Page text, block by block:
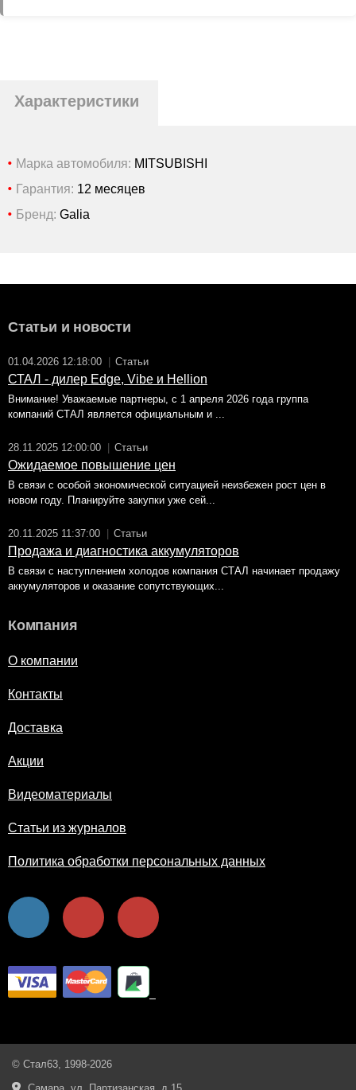
Характеристики
Марка автомобиля: MITSUBISHI
Гарантия: 12 месяцев
Бренд: Galia
Статьи и новости
01.04.2026 12:18:00 Статьи
СТАЛ - дилер Edge, Vibe и Hellion
Внимание! Уважаемые партнеры, с 1 апреля 2026 года группа
компаний СТАЛ является официальным и ...
28.11.2025 12:00:00 Статьи
Ожидаемое повышение цен
В связи с особой экономической ситуацией неизбежен рост цен в
новом году. Планируйте закупки уже сей...
20.11.2025 11:37:00 Статьи
Продажа и диагностика аккумуляторов
В связи с наступлением холодов компания СТАЛ начинает продажу
аккумуляторов и оказание сопутствующих...
Компания
О компании
Контакты
Доставка
Акции
Видеоматериалы
Статьи из журналов
Политика обработки персональных данных
© Стал63, 1998-2026